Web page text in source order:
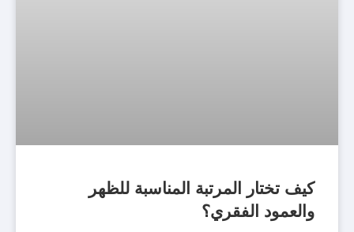
كيف تختار المرتبة المناسبة للظهر
والعمود الفقري؟